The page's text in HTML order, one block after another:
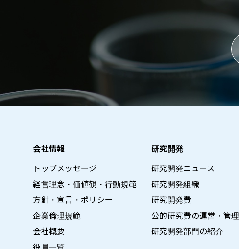
会社情報
トップメッセージ
経営理念・価値観・行動規範
方針・宣言・ポリシー
企業倫理規範
会社概要
研究開発
研究開発ニュース
研究開発組織
研究開発費
公的研究費の運営・管理
研究開発部門の紹介